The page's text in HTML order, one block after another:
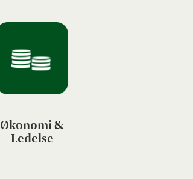
Økonomi &
Ledelse